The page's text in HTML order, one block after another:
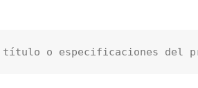
o especificaciones del